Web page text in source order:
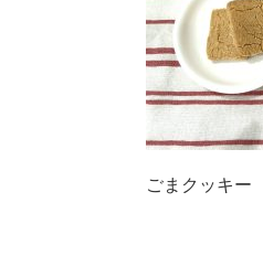
ごまクッキー